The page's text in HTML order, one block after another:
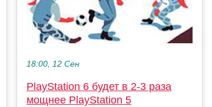
18:00, 12 Сен
PlayStation 6 будет в 2-3 раза
мощнее PlayStation 5